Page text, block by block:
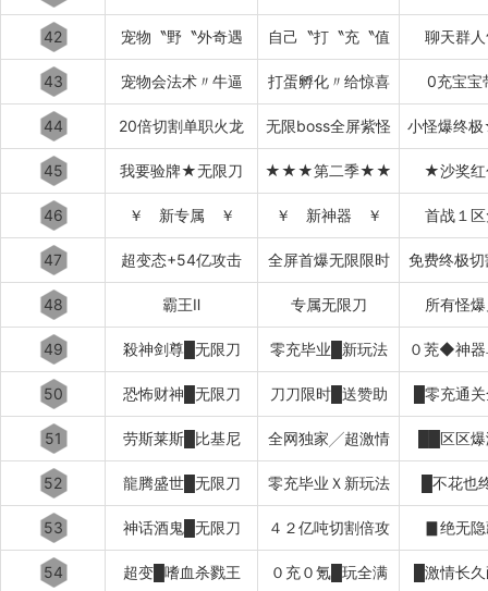
42 宠物〝野〝外奇遇 自己〝打〝充〝值 聊天群
43 宠物会法术〃牛逼 打蛋孵化〃给惊喜 0充宝宝
44 20倍切割单职火龙 无限boss全屏紫怪 小怪爆终
45 我要验牌★无限刀 ★★★第二季★★ ★沙奖
46 ￥ 新专属 ￥ ￥ 新神器 ￥ 首战１
47 超变态+54亿攻击 全屏首爆无限限时 免费终极
48 霸王Ⅱ 专属无限刀 所有怪
49 殺神剑尊█无限刀 零充毕业█新玩法 ０茺◆神器
50 恐怖财神█无限刀 刀刀限时█送赞助 █零充通
51 劳斯莱斯█比基尼 全网独家╱超激情 ██区区
52 龍腾盛世█无限刀 零充毕业Ｘ新玩法 █不花也
53 神话酒鬼█无限刀 ４２亿吨切割倍攻 ▊绝无隐
54 超变█嗜血杀戮王 ０充０氪█玩全满 █激情长